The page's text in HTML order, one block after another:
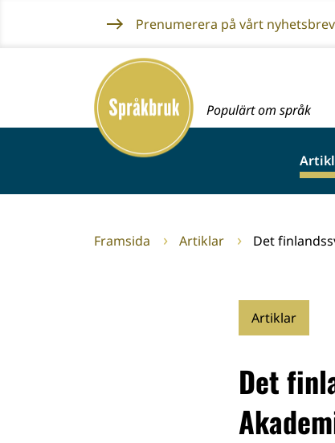
innehållet
Prenumerera på vårt nyhetsbrev
Framsida
Populärt om språk
Framsida Artiklar Det
Artiklar
Det